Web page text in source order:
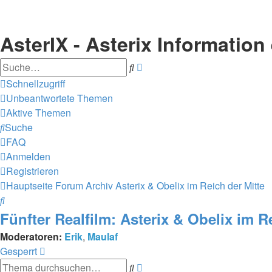
AsterIX - Asterix Information
Suche
Schnellzugriff
Unbeantwortete Themen
Aktive Themen
Suche
FAQ
Anmelden
Registrieren
Hauptseite ForumArchivAsterix & Obelix im Reich der Mitte
Suche
Fünfter Realfilm: Asterix & Obelix im
Moderatoren: Erik, Maulaf
Gesperrt
Suche